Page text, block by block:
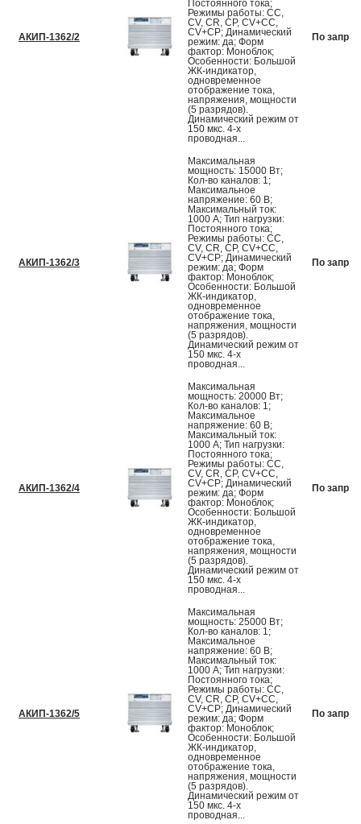
АКИП-1362/2
Постоянного тока;
Режимы работы: CC,
CV, CR, CP, CV+CC,
CV+CP; Динамический
режим: да; Форм
фактор: Моноблок;
Особенности: Большой
ЖК-индикатор,
одновременное
отображение тока,
напряжения, мощности
(5 разрядов).
Динамический режим от
150 мкс. 4-х
проводная...
По
АКИП-1362/3
Максимальная
мощность: 15000 Вт;
Кол-во каналов: 1;
Максимальное
напряжение: 60 В;
Максимальный ток:
1000 А; Тип нагрузки:
Постоянного тока;
Режимы работы: CC,
CV, CR, CP, CV+CC,
CV+CP; Динамический
режим: да; Форм
фактор: Моноблок;
Особенности: Большой
ЖК-индикатор,
одновременное
отображение тока,
напряжения, мощности
(5 разрядов).
Динамический режим от
150 мкс. 4-х
проводная...
По
АКИП-1362/4
Максимальная
мощность: 20000 Вт;
Кол-во каналов: 1;
Максимальное
напряжение: 60 В;
Максимальный ток:
1000 А; Тип нагрузки:
Постоянного тока;
Режимы работы: CC,
CV, CR, CP, CV+CC,
CV+CP; Динамический
режим: да; Форм
фактор: Моноблок;
Особенности: Большой
ЖК-индикатор,
одновременное
отображение тока,
напряжения, мощности
(5 разрядов).
Динамический режим от
150 мкс. 4-х
проводная...
По
АКИП-1362/5
Максимальная
мощность: 25000 Вт;
Кол-во каналов: 1;
Максимальное
напряжение: 60 В;
Максимальный ток:
1000 А; Тип нагрузки:
Постоянного тока;
Режимы работы: CC,
CV, CR, CP, CV+CC,
CV+CP; Динамический
режим: да; Форм
фактор: Моноблок;
Особенности: Большой
ЖК-индикатор,
одновременное
отображение тока,
напряжения, мощности
(5 разрядов).
Динамический режим от
150 мкс. 4-х
проводная...
По